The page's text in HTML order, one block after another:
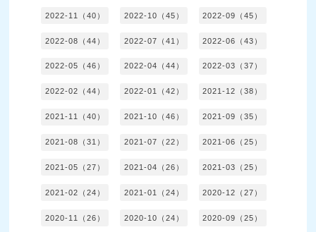
2022-11（40） 2022-10（45） 2022-09（45）
2022-08（44） 2022-07（41） 2022-06（43）
2022-05（46） 2022-04（44） 2022-03（37）
2022-02（44） 2022-01（42） 2021-12（38）
2021-11（40） 2021-10（46） 2021-09（35）
2021-08（31） 2021-07（22） 2021-06（25）
2021-05（27） 2021-04（26） 2021-03（25）
2021-02（24） 2021-01（24） 2020-12（27）
2020-11（26） 2020-10（24） 2020-09（25）